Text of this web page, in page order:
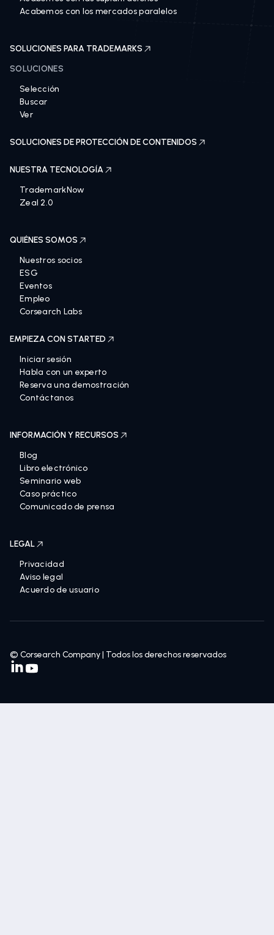
Acabemos con los mercados paralelos
SOLUCIONES PARA TRADEMARKS
SOLUCIONES
Selección
Buscar
Ver
SOLUCIONES DE PROTECCIÓN DE CONTENIDOS
NUESTRA TECNOLOGÍA
TrademarkNow
Zeal 2.0
QUIÉNES SOMOS
Nuestros socios
ESG
Eventos
Empleo
Corsearch Labs
EMPIEZA CON STARTED
Iniciar sesión
Habla con un experto
Reserva una demostración
Contáctanos
INFORMACIÓN Y RECURSOS
Blog
Libro electrónico
Seminario web
Caso práctico
Comunicado de prensa
LEGAL
Privacidad
Aviso legal
Acuerdo de usuario
© Corsearch Company | Todos los derechos reservados